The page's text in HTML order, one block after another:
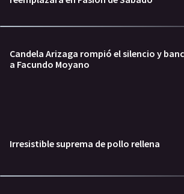
Candela Arizaga rompió el silencio y
a Facundo Moyano
Irresistible suprema de pollo rellena